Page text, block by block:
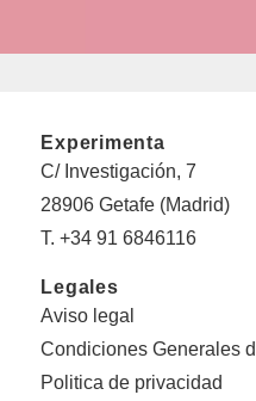
Experimenta
C/ Investigación, 7
28906 Getafe (Madrid)
T. +34 91 6846116
Legales
Aviso legal
Condiciones Generales
Politica de privacidad